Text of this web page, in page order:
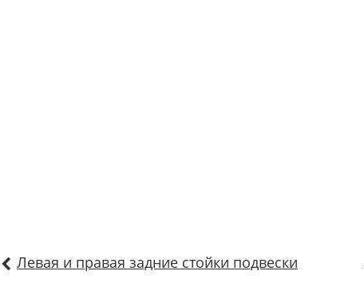
Левая и правая задние стойки подвески